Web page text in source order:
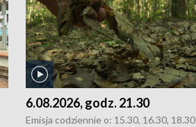
6.08.2026, godz. 21.30
Emisja codziennie o: 15.30, 16.30, 18.30